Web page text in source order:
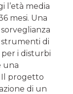
l’età media
mesi. Una
strumenti di
i disturbi
una
Il progetto
di un